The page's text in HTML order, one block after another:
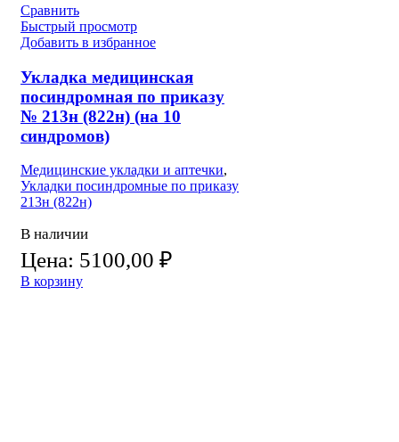
Сравнить
Быстрый просмотр
Добавить в избранное
Укладка медицинская
посиндромная по приказу
№ 213н (822н) (на 10
синдромов)
Медицинские укладки и аптечки,
Укладки посиндромные по приказу
213н (822н)
В наличии
Цена: 5100,00 ₽
В корзину